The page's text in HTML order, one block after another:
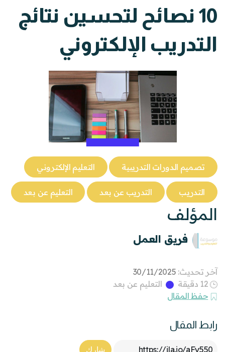
10 نصائح لتحسين نتائج
التدريب الإلكتروني
تصميم الدورات التدريبية التعليم الإلكتروني
التدريب التدريب عن بعد التعليم عن بعد
المؤلف
فريق العمل
آخر تحديث: 30/11/2025
12 دقيقة
التعليم عن بعد
حفظ المقال
رابط المقال
Article Link
شارك